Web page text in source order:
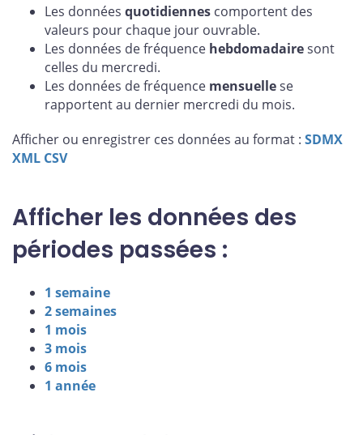
Les données quotidiennes comportent des
valeurs pour chaque jour ouvrable.
Les données de fréquence hebdomadairesont
celles du mercredi.
Les données de fréquence mensuellese
rapportent au dernier mercredi du mois.
Afficher ou enregistrer ces données au format : SDMX
XML CSV
Afficher les données des
périodes passées :
1 semaine
2 semaines
1 mois
3 mois
6 mois
1 année